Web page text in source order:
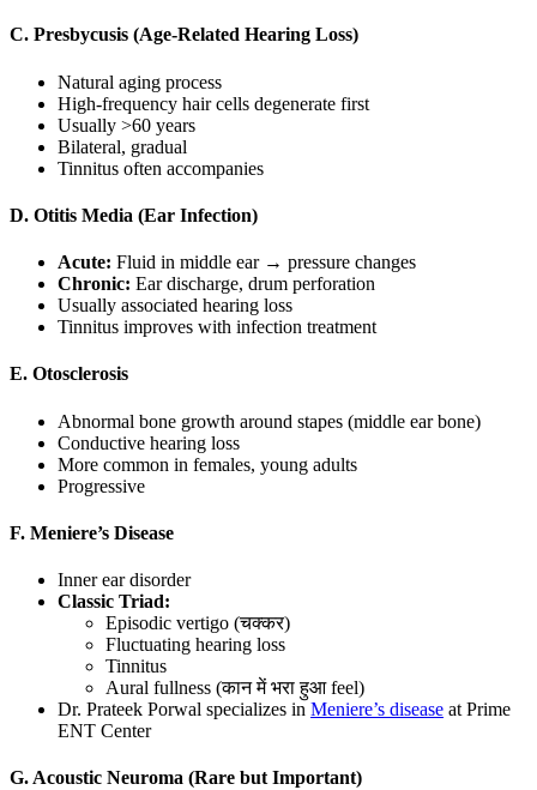
C. Presbycusis (Age-Related Hearing Loss)
Natural aging process
High-frequency hair cells degenerate first
Usually >60 years
Bilateral, gradual
Tinnitus often accompanies
D. Otitis Media (Ear Infection)
Acute: Fluid in middle ear → pressure changes
Chronic: Ear discharge, drum perforation
Usually associated hearing loss
Tinnitus improves with infection treatment
E. Otosclerosis
Abnormal bone growth around stapes (middle ear bone)
Conductive hearing loss
More common in females, young adults
Progressive
F. Meniere’s Disease
Inner ear disorder
Classic Triad:
Episodic vertigo (चक्कर)
Fluctuating hearing loss
Tinnitus
Aural fullness (कान में भरा हुआ feel)
Dr. Prateek Porwal specializes in Meniere’s disease at Prime
ENT Center
G. Acoustic Neuroma (Rare but Important)